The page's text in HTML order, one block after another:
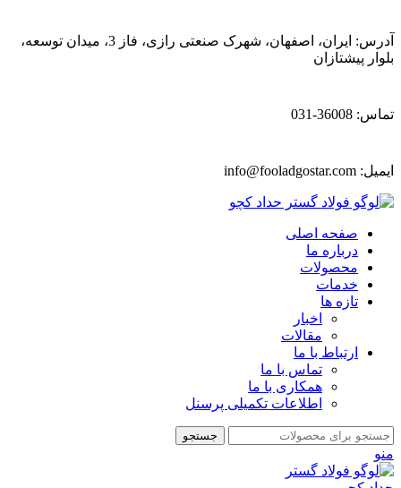
آدرس: ایران، اصفهان، شهرک صنعتی رازی، فاز 3، میدان توسعه،
بلوار پیشتازان
تماس: 36008-031
ایمیل: info@fooladgostar.com
صفحه اصلی
درباره ما
محصولات
خدمات
تازه ها
اخبار
مقالات
ارتباط با ما
تماس با ما
همکاری با ما
اطلاعات تکمیلی پرسنل
جستجو
منو